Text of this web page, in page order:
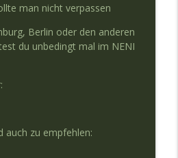
und wie es weiter
info_outline
Stefan Kaduk
man nicht verpassen
Berlin oder den anderen
du unbedingt mal im NENI
auch zu empfehlen: